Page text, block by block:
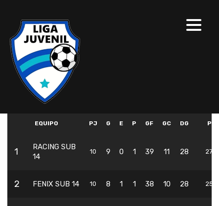
EQUIPO PJ G E P GF GC DG
1
RACING SUB
14
10 9 0 1 39 11 28 27
2 FENIX SUB 14 10 8 1 1 38 10 28 25